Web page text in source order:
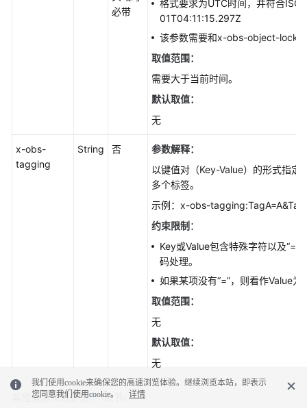
必带
格式要求为UTC时间，并符合
01T04:11:15.297Z
该参数需要和x-obs-object-lock-
取值范围：
需要大于当前时间。
默认取值：
无
x-obs-
tagging
String 否
参数解释：
以键值对（Key-Value）的形式指
多个标签。
示例：x-obs-
约束限制 ：
Key或Value包含特殊字符以及“=”
码处理。
如果某项没有“=”，则看作Value为
取值范围：
无
默认取值：
无
其他消息头请参见表3章节。
我们使用cookie来确保您的高速浏览体验。继续浏览本站，即表示
您同意我们使用cookie。
详情